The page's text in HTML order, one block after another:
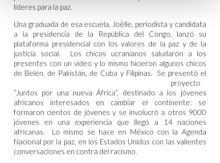
líderes para la paz.
Una graduada de esa escuela, Joëlle, periodista y candidata
a la presidencia de la República del Congo, lanzó su
plataforma presidencial con los valores de la paz y de la
justicia social. Los chicos ucranianos saludaron a los
presentes con un vídeo y lo mismo hicieron algunos chicos
de Belén, de Pakistán, de Cuba y Filipinas. Se presentó el
proyecto
“Juntos por una nueva África”, destinado a los jóvenes
africanos interesados en cambiar el continente: se
formaron cientos de jóvenes y se involucró a otros 9000
jóvenes en una experiencia que llegó a 14 naciones
africanas. Lo mismo se hace en México con la Agenda
Nacional por la paz, en los Estados Unidos con las valientes
conversaciones en contra del racismo.